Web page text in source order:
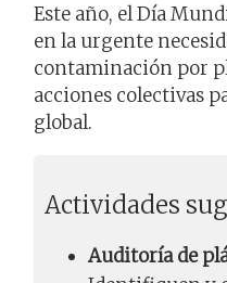
Este año, el Día
en la urgente
contaminación por
acciones colectivas
global.
Actividades
Auditoría de